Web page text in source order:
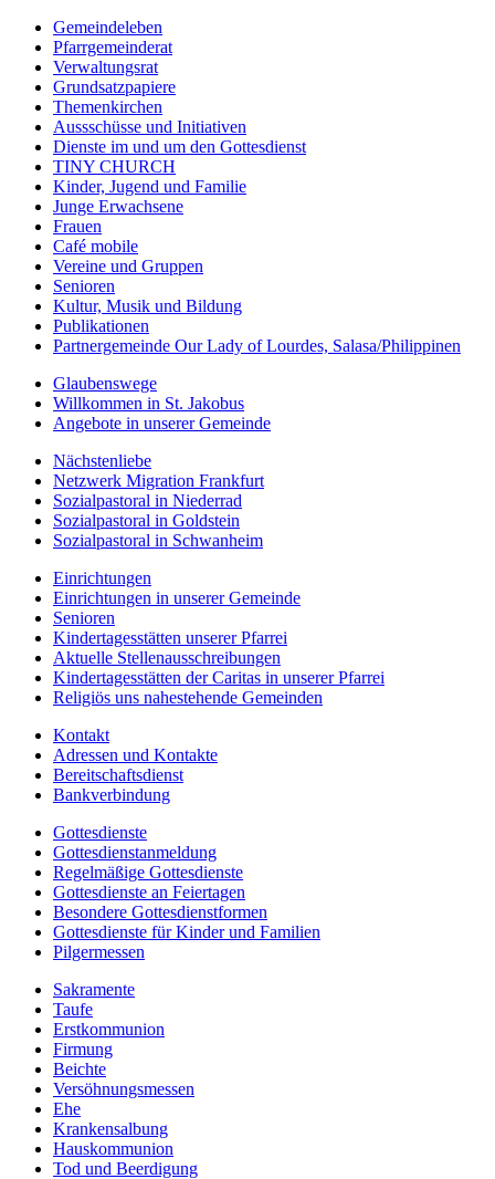
Gemeindeleben
Pfarrgemeinderat
Verwaltungsrat
Grundsatzpapiere
Themenkirchen
Aussschüsse und Initiativen
Dienste im und um den Gottesdienst
TINY CHURCH
Kinder, Jugend und Familie
Junge Erwachsene
Frauen
Café mobile
Vereine und Gruppen
Senioren
Kultur, Musik und Bildung
Publikationen
Partnergemeinde Our Lady of Lourdes, Salasa/Philippinen
Glaubenswege
Willkommen in St. Jakobus
Angebote in unserer Gemeinde
Nächstenliebe
Netzwerk Migration Frankfurt
Sozialpastoral in Niederrad
Sozialpastoral in Goldstein
Sozialpastoral in Schwanheim
Einrichtungen
Einrichtungen in unserer Gemeinde
Senioren
Kindertagesstätten unserer Pfarrei
Aktuelle Stellenausschreibungen
Kindertagesstätten der Caritas in unserer Pfarrei
Religiös uns nahestehende Gemeinden
Kontakt
Adressen und Kontakte
Bereitschaftsdienst
Bankverbindung
Gottesdienste
Gottesdienstanmeldung
Regelmäßige Gottesdienste
Gottesdienste an Feiertagen
Besondere Gottesdienstformen
Gottesdienste für Kinder und Familien
Pilgermessen
Sakramente
Taufe
Erstkommunion
Firmung
Beichte
Versöhnungsmessen
Ehe
Krankensalbung
Hauskommunion
Tod und Beerdigung